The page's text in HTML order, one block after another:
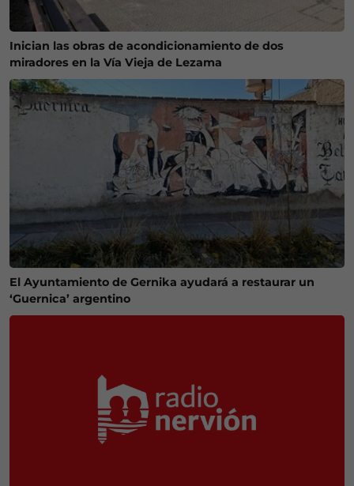
Inician las obras de acondicionamiento de dos
miradores en la Vía Vieja de Lezama
El Ayuntamiento de Gernika ayudará a restaurar un
‘Guernica’ argentino